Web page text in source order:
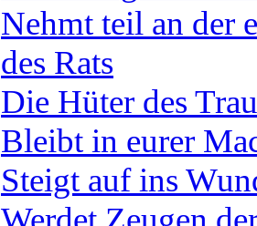
Nehmt teil an der
des Rats
Die Hüter des
Bleibt in eurer
Steigt auf ins